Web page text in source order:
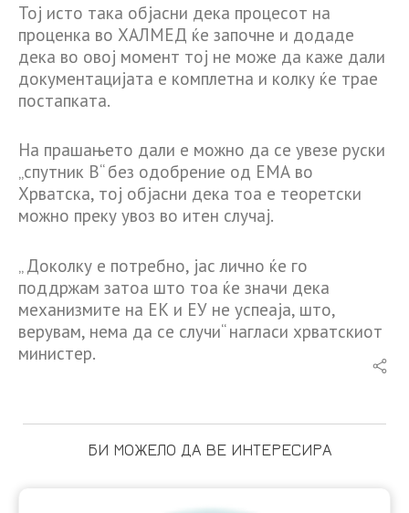
Тој исто така објасни дека процесот на
проценка во ХАЛМЕД ќе започне и додаде
дека во овој момент тој не може да каже дали
документацијата е комплетна и колку ќе трае
постапката.
На прашањето дали е можно да се увезе руски
„спутник В“ без одобрение од ЕМА во
Хрватска, тој објасни дека тоа е теоретски
можно преку увоз во итен случај.
„ Доколку е потребно, јас лично ќе го
поддржам затоа што тоа ќе значи дека
механизмите на ЕК и ЕУ не успеаја, што,
верувам, нема да се случи“ нагласи хрватскиот
министер.
БИ МОЖЕЛО ДА ВЕ ИНТЕРЕСИРА